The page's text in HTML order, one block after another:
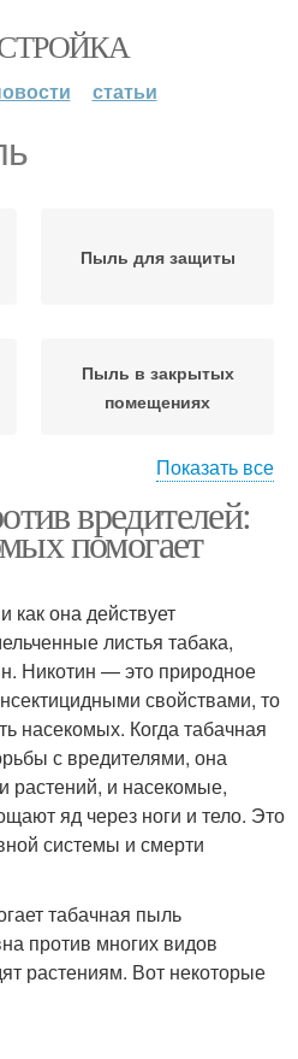
статьи
Пыль для защиты
Пыль в закрытых
помещениях
Пыль в саду
Пыль в садоводстве
Пыль по сравнению
Пыль в борьбе
Показать все
вредителей:
помогает
как она действует
листья табака,
Никотин — это природное
свойствами, то
насекомых. Когда табачная
с вредителями, она
растений, и насекомые,
яд через ноги и тело. Это
системы и смерти
табачная пыль
против многих видов
растениям. Вот некоторые